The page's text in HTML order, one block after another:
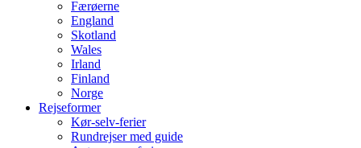
Færøerne
England
Skotland
Wales
Irland
Finland
Norge
Rejseformer
Kør-selv-ferier
Rundrejser med guide